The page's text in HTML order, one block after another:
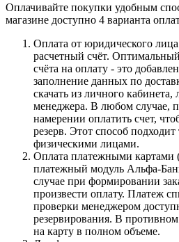
Оплачивайте покупки удобным
магазине доступно 4 варианта
Оплата от юридического
расчетный счёт.
счёта на оплату - это
заполнение данных по
скачать из личного
менеджера. В любом случае,
намерении оплатить счет,
резерв. Этот способ
физическими лицами.
Оплата платежными картами
платежный модуль Альфа-
случае при формировании
произвести оплату. Платеж
проверки менеджером
резервирования. В
на карту в полном объеме.